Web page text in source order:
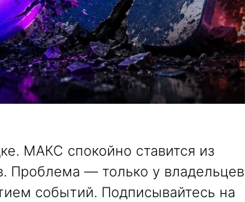
МАКС спокойно ставится из
Проблема — только у владельцев
событий. Подписывайтесь на